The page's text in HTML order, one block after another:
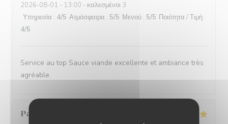
2026-08-01 - 13:00 - καλεσμένοι 3
Υπηρεσία : 4/5 Ατμόσφαιρα : 5/5 Μενού : 5/5 Ποιότητα / Τιμή :
4/5
Service au top Sauce viande excellente et ambiance très
agréable.
Patrice